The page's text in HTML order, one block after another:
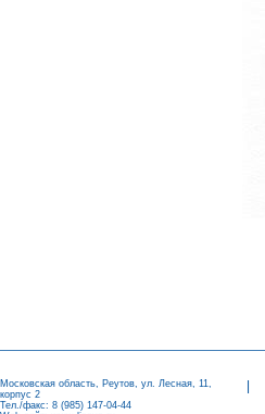
Московская область, Реутов, ул. Лесная, 11,
корпус 2
Тел./факс: 8 (985) 147-04-44